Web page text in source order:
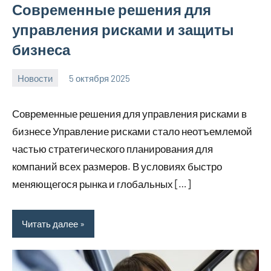
Современные решения для
управления рисками и защиты
бизнеса
Новости 5 октября 2025
Современные решения для управления рисками в
бизнесе Управление рисками стало неотъемлемой
частью стратегического планирования для
компаний всех размеров. В условиях быстро
меняющегося рынка и глобальных […]
Читать далее